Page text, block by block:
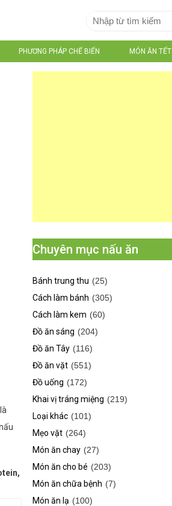
PHƯƠNG PHÁP CHẾ BIẾN MÓN ĂN TẾT
Chuyên mục nấu ăn
Bánh trung thu (25)
Cách làm bánh (305)
Cách làm kem (60)
Đồ ăn sáng (204)
Đồ ăn Tây (116)
Đồ ăn vặt (551)
Đồ uống (172)
Khai vị tráng miệng (219)
Loại khác (101)
Mẹo vặt (264)
Món ăn chay (27)
Món ăn cho bé (203)
Món ăn chữa bệnh (7)
Món ăn lạ (100)